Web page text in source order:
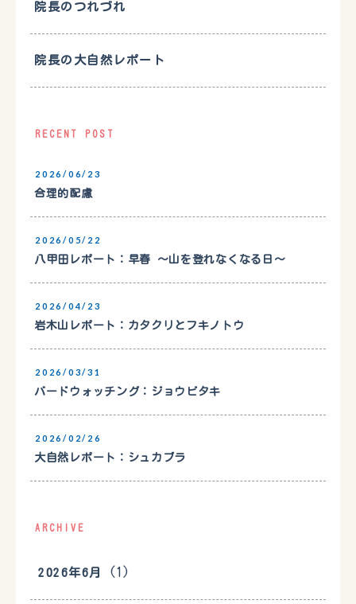
院長のつれづれ
院長の大自然レポート
RECENT POST
2026/06/23
合理的配慮
2026/05/22
八甲田レポート：早春 〜山を登れなくなる日〜
2026/04/23
岩木山レポート：カタクリとフキノトウ
2026/03/31
バードウォッチング：ジョウビタキ
2026/02/26
大自然レポート：シュカブラ
ARCHIVE
2026年6月 (1)